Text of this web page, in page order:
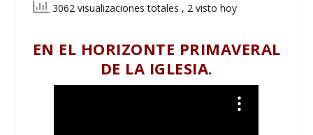
3062 visualizaciones totales , 2 visto hoy
EN EL HORIZONTE PRIMAVERAL
DE LA IGLESIA.